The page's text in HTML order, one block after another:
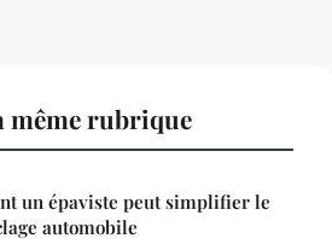
même rubrique
un épaviste peut simplifier le
automobile